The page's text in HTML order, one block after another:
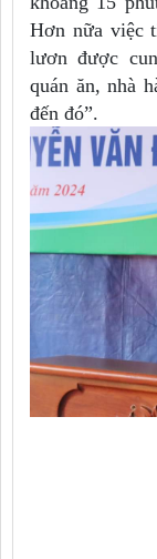
Hơn nữa việc
lươn được
quán ăn, nhà
đến đó”.